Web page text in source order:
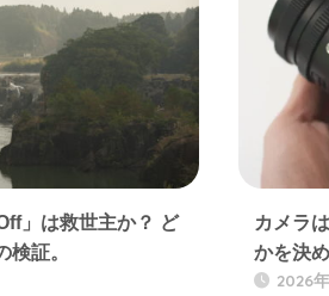
」は救世主か？ ど
検証。
カメラ
かを決
2026